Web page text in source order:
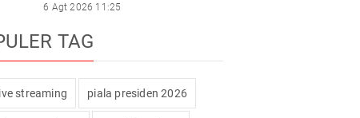
6 Agt 2026 11:25
TAG
streaming piala presiden 2026